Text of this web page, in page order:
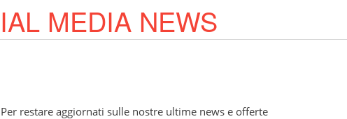
MEDIA NEWS
Per restare aggiornati sulle nostre ultime news e offerte